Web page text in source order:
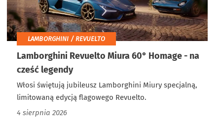
LAMBORGHINI / REVUELTO
Lamborghini Revuelto Miura 60° Homage - na
cześć legendy
Włosi świętują jubileusz Lamborghini Miury specjalną,
limitowaną edycją flagowego Revuelto.
4 sierpnia 2026